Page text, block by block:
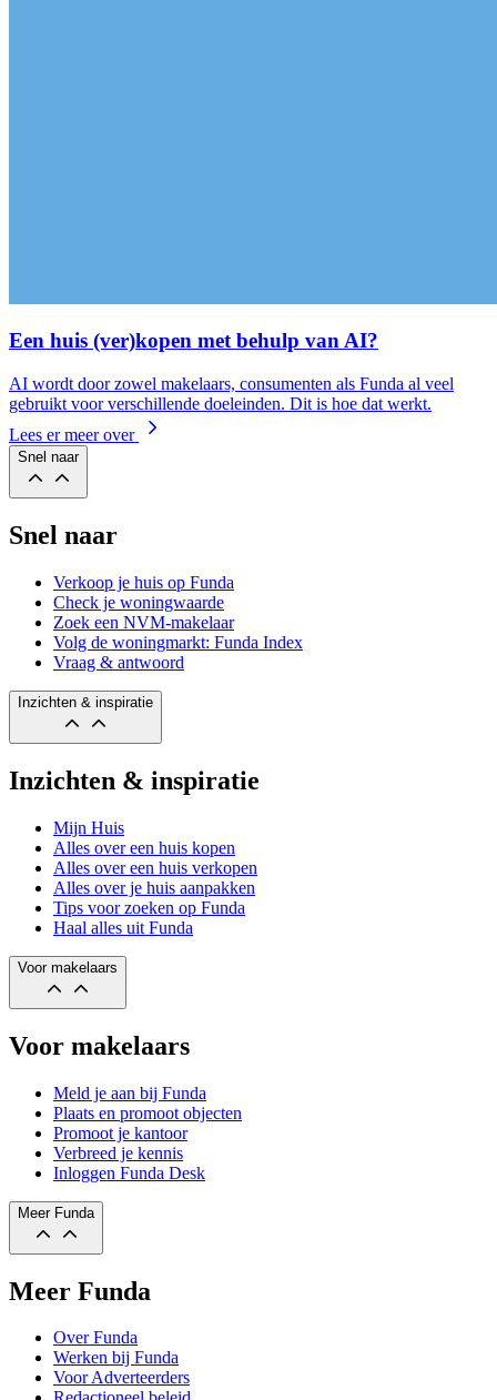
Een huis (ver)kopen met behulp van AI?
AI wordt door zowel makelaars, consumenten als Funda al veel
gebruikt voor verschillende doeleinden. Dit is hoe dat werkt.
Lees er meer over
Snel naar
Snel naar
Verkoop je huis op Funda
Check je woningwaarde
Zoek een NVM-makelaar
Volg de woningmarkt: Funda Index
Vraag & antwoord
Inzichten & inspiratie
Inzichten & inspiratie
Mijn Huis
Alles over een huis kopen
Alles over een huis verkopen
Alles over je huis aanpakken
Tips voor zoeken op Funda
Haal alles uit Funda
Voor makelaars
Voor makelaars
Meld je aan bij Funda
Plaats en promoot objecten
Promoot je kantoor
Verbreed je kennis
Inloggen Funda Desk
Meer Funda
Meer Funda
Over Funda
Werken bij Funda
Voor Adverteerders